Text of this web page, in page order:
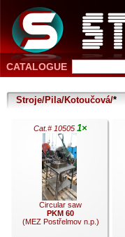
CATALOGUE
Stroje/Pila/Kotoučová/*
Cat.# 10505 1×
Circular saw
PKM 60
(MEZ Postřelmov n.p.)